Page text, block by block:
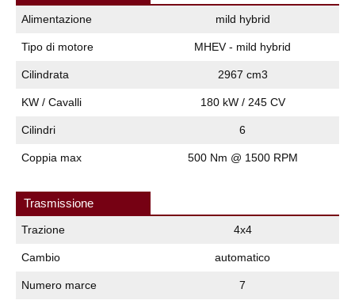
Alimentazione mild hybrid
Tipo di motore MHEV - mild hybrid
Cilindrata 2967 cm3
KW / Cavalli 180 kW / 245 CV
Cilindri 6
Coppia max 500 Nm @ 1500 RPM
Trasmissione
Trazione 4x4
Cambio automatico
Numero marce 7